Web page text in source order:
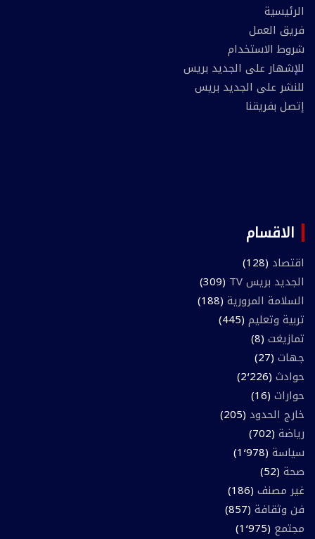
الرئيسية
فريق العمل
شروط الاستخدام
للإشهار على الجديد بريس
للنشر على الجديد بريس
إتصل بفريقنا
الاقسام
اقتصاد (128)
الجديد بريس TV
(309)
السلامة المرورية (188)
تربية وتعليم (445)
تمازيغت (8)
جهات (27)
حوادث (2٬226)
حوارات (16)
خارج الحدود (205)
رياضة (702)
سياسة (1٬978)
صحة (52)
غير مصنف (186)
فن وثقافة (857)
مجتمع (1٬975)